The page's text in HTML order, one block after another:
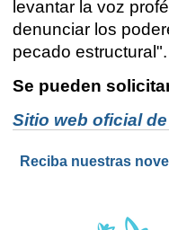
levantar la voz
denunciar los
pecado estructural".
Se pueden
Sitio web oficial
Reciba nuestras